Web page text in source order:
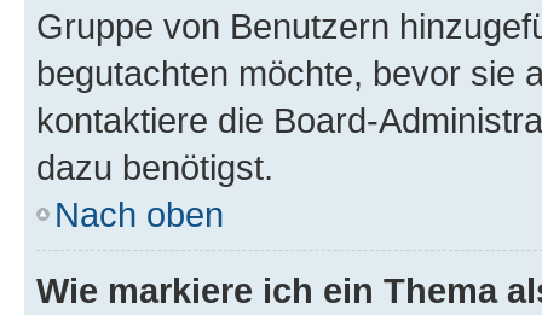
Gruppe von Benutzern
begutachten möchte, bevor sie
kontaktiere die Board-
dazu benötigst.
Nach oben
Wie markiere ich ein Thema